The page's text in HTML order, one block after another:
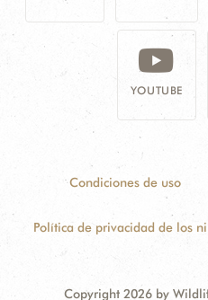
YOUTUBE
Condiciones de uso
Política de privacidad de los
Copyright 2026 by